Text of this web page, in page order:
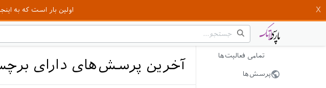
اولین بار است که به
تمامی فعالیت‌ها
پرسش‌ها
آخرین پرسش‌های دارای